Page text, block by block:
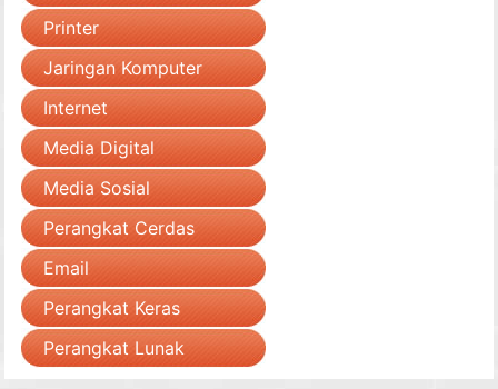
Printer
Jaringan Komputer
Internet
Media Digital
Media Sosial
Perangkat Cerdas
Email
Perangkat Keras
Perangkat Lunak